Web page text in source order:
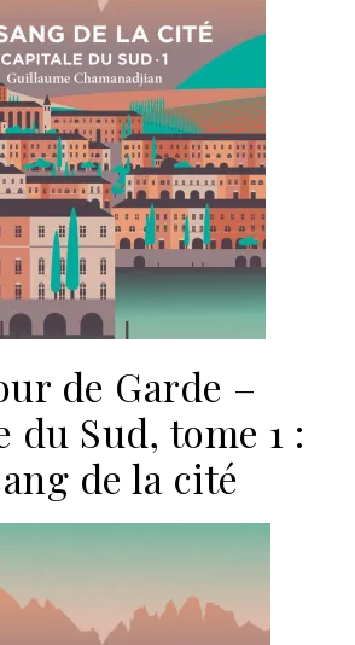
de Garde –
du Sud, tome 1 :
de la cité